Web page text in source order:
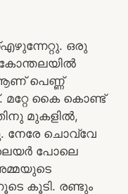
ഒരു
ആണ് പെണ്ണ്
മറ്റേ കൈ കൊണ്ട്
മുകളിൽ,
നേരേ ചൊവ്വേ
ലെയർ പോലെ
കൂടി. രണ്ടും